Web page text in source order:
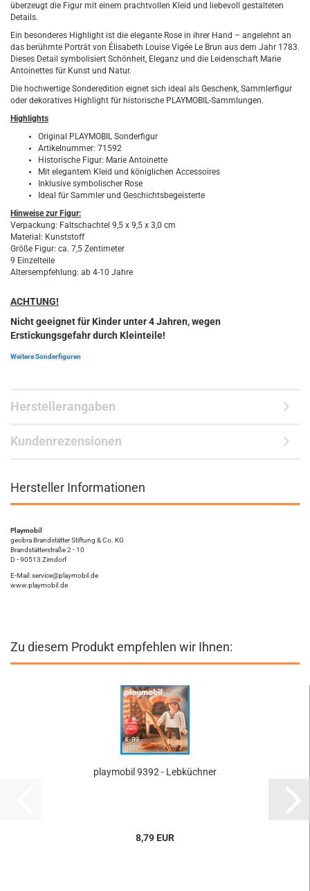
überzeugt die Figur mit einem prachtvollen Kleid und liebevoll gestalteten
Details.
Ein besonderes Highlight ist die elegante Rose in ihrer Hand – angelehnt an
das berühmte Porträt von Élisabeth Louise Vigée Le Brun aus dem Jahr 1783.
Dieses Detail symbolisiert Schönheit, Eleganz und die Leidenschaft Marie
Antoinettes für Kunst und Natur.
Die hochwertige Sonderedition eignet sich ideal als Geschenk, Sammlerfigur
oder dekoratives Highlight für historische PLAYMOBIL-Sammlungen.
Highlights
Original PLAYMOBIL Sonderfigur
Artikelnummer: 71592
Historische Figur: Marie Antoinette
Mit elegantem Kleid und königlichen Accessoires
Inklusive symbolischer Rose
Ideal für Sammler und Geschichtsbegeisterte
Hinweise zur Figur:
Verpackung: Faltschachtel 9,5 x 9,5 x 3,0 cm
Material: Kunststoff
Größe Figur: ca. 7,5 Zentimeter
9 Einzelteile
Altersempfehlung: ab 4-10 Jahre
ACHTUNG!
Nicht geeignet für Kinder unter 4 Jahren, wegen
Erstickungsgefahr durch Kleinteile!
Weitere Sonderfiguren
Herstellerangaben
Kundenrezensionen
Hersteller Informationen
Playmobil
geobra Brandstätter Stiftung & Co. KG
Brandstätterstraße 2 - 10
D - 90513 Zirndorf
E-Mail: service@playmobil.de
www.playmobil.de
Zu diesem Produkt empfehlen wir Ihnen:
playmobil 9392 - Lebküchner
8,79 EUR